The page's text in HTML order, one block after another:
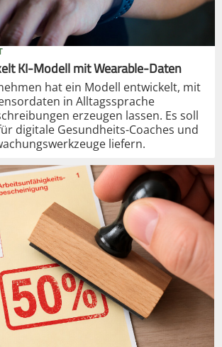
KI-Modell mit Wearable-Daten
hat ein Modell entwickelt, mit
in Alltagssprache
erzeugen lassen. Es soll
digitale Gesundheits-Coaches und
liefern.